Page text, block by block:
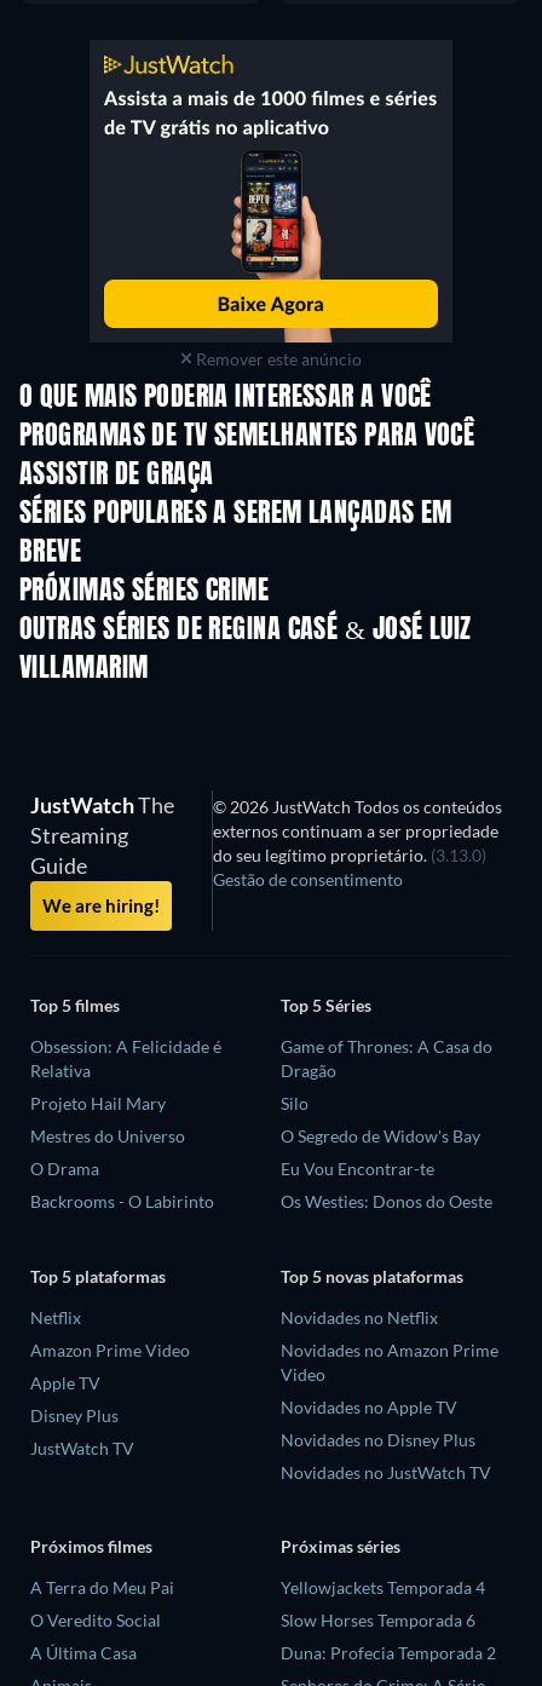
Remover este anúncio
O QUE MAIS PODERIA INTERESSAR A VOCÊ
Série Série
PROGRAMAS DE TV SEMELHANTES PARA VOCÊ
ASSISTIR DE GRAÇA
Série
SÉRIES POPULARES A SEREM LANÇADAS EM
BREVE
PRÓXIMAS SÉRIES CRIME
Temporada 6
OUTRAS SÉRIES DE REGINA CASÉ & JOSÉ LUIZ
VILLAMARIM
JustWatchThe
Streaming
Guide
We are hiring!
© 2026 JustWatch Todos os conteúdos
externos continuam a ser propriedade
do seu legítimo proprietário. (3.13.0)
Gestão de consentimento
Top 5 filmes
Obsession: A Felicidade é
Relativa
Projeto Hail Mary
Mestres do Universo
O Drama
Backrooms - O Labirinto
Top 5 Séries
Game of Thrones: A Casa do
Dragão
Silo
O Segredo de Widow's Bay
Eu Vou Encontrar-te
Os Westies: Donos do Oeste
Top 5 plataformas
Netflix
Amazon Prime Video
Apple TV
Disney Plus
JustWatch TV
Top 5 novas plataformas
Novidades no Netflix
Novidades no Amazon Prime
Video
Novidades no Apple TV
Novidades no Disney Plus
Novidades no JustWatch TV
Próximos filmes
A Terra do Meu Pai
O Veredito Social
A Última Casa
Próximas séries
Yellowjackets Temporada 4
Slow Horses Temporada 6
Duna: Profecia Temporada 2